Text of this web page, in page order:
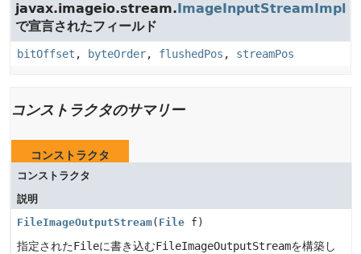
javax.imageio.stream.ImageInputStreamImpl
で宣言されたフィールド
bitOffset , byteOrder, flushedPos , streamPos
コンストラクタのサマリー
コンストラクタ
コンストラクタ
説明
FileImageOutputStream( File f)
指定されたFileに書き込むFileImageOutputStreamを構築し